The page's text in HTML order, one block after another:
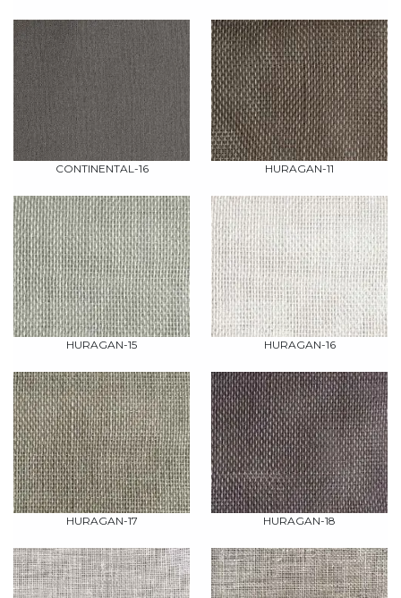
CONTINENTAL-16 HURAGAN-11
HURAGAN-15 HURAGAN-16
HURAGAN-17 HURAGAN-18